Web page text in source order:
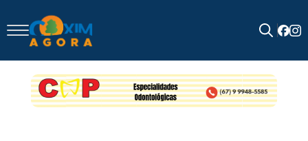
for: